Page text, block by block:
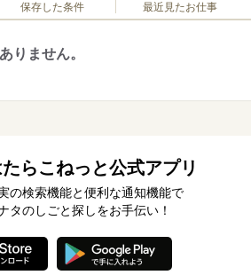
保存した条件 最近見たお仕事
りません。
らこねっと公式アプリ
の検索機能と便利な通知機能で
タのしごと探しをお手伝い！